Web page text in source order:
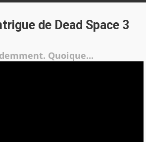
de Dead Space 3
Quoique...